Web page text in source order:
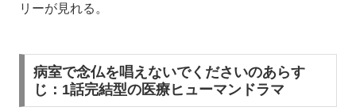
リーが見れる。
病室で念仏を唱えないでくださいのあらす
じ：1話完結型の医療ヒューマンドラマ